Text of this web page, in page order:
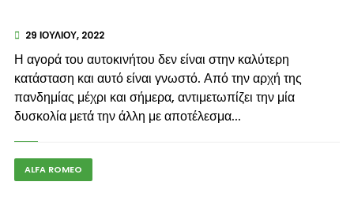
29 ΙΟΥΛΊΟΥ, 2022
Η αγορά του αυτοκινήτου δεν είναι στην καλύτερη
κατάσταση και αυτό είναι γνωστό. Από την αρχή της
πανδημίας μέχρι και σήμερα, αντιμετωπίζει την μία
δυσκολία μετά την άλλη με αποτέλεσμα...
ALFA ROMEO